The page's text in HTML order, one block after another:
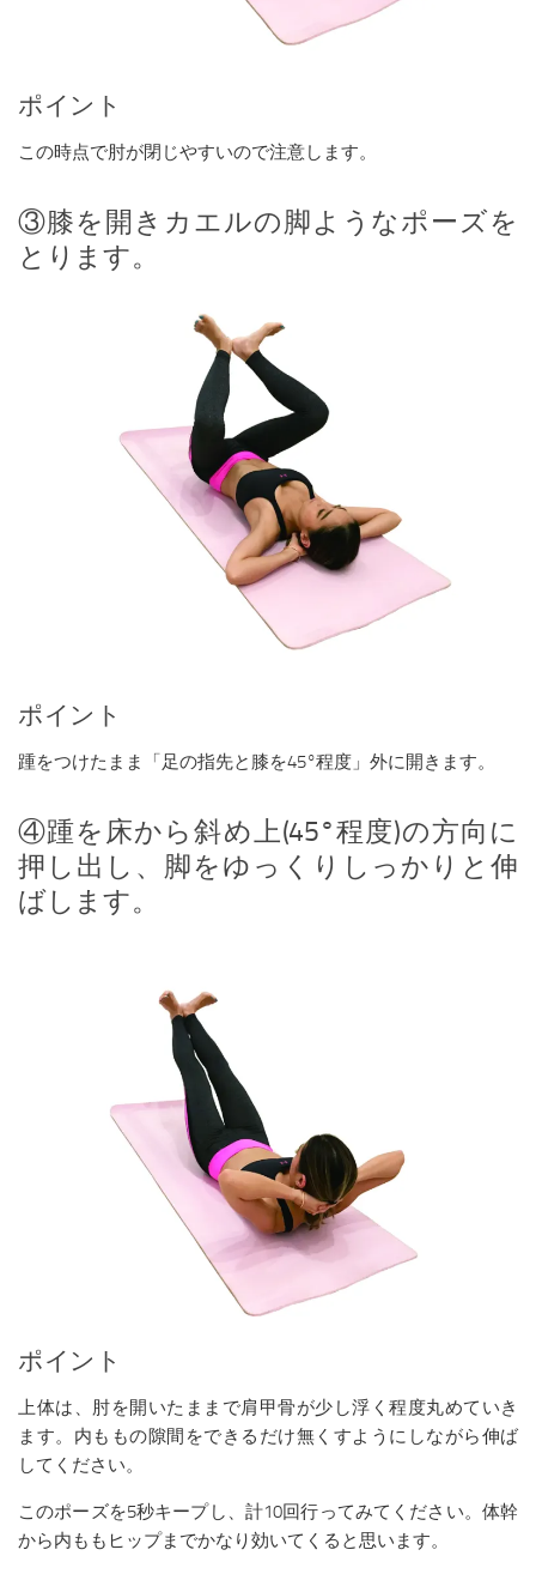
ポイント
この時点で肘が閉じやすいので注意します。
③膝を開きカエルの脚ようなポーズを
とります。
ポイント
踵をつけたまま「足の指先と膝を45°程度」外に開きます。
④踵を床から斜め上(45°程度)の方向に
押し出し、脚をゆっくりしっかりと伸
ばします。
ポイント
上体は、肘を開いたままで肩甲骨が少し浮く程度丸めていき
ます。内ももの隙間をできるだけ無くすようにしながら伸ば
してください。
このポーズを5秒キープし、計10回行ってみてください。体幹
から内ももヒップまでかなり効いてくると思います。